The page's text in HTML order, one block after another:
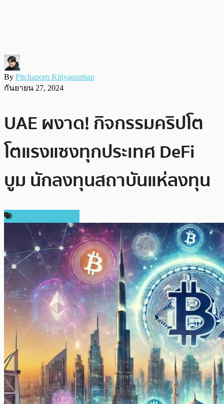
By Pitchaporn Kitiyanuphap
กันยายน 27, 2024
UAE ผงาด! กิจกรรมคริปโต
โตแรงแซงทุกประเทศ DeFi
บูม นักลงทุนสถาบันแห่ลงทุน